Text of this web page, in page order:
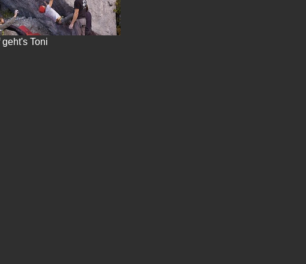
geht's Toni